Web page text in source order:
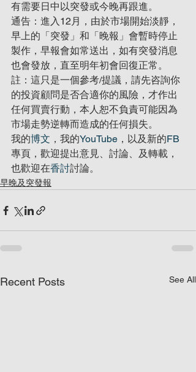
有需要日中以突發或今晚再跟進。
通告：進入12月，由於市場開始淡靜，
早上的「突發」和「晚報」會暫時停止
製作，早報會如常送出，如有突發消息
也會發放，直至明年初會回復正常。
註：這只是一個參考/提議，請先咨詢你
的投資顧問是否合適你的風險，才作出
任何買賣行動，本人恕不負責可能因為
市場走勢逆轉而造成的任何損失。
我的博文 ，我的YouTube ，以及新的FB
專頁，歡迎提出意見、討論、及轉載，
也歡迎在香討討論。
早晚及突發報
Recent Posts See All